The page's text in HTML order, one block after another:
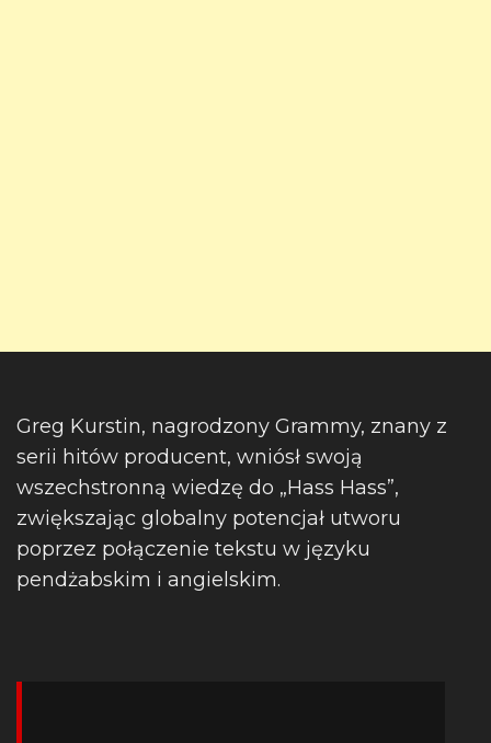
Greg Kurstin, nagrodzony Grammy, znany z
serii hitów producent, wniósł swoją
wszechstronną wiedzę do „Hass Hass”,
zwiększając globalny potencjał utworu
poprzez połączenie tekstu w języku
pendżabskim i angielskim.